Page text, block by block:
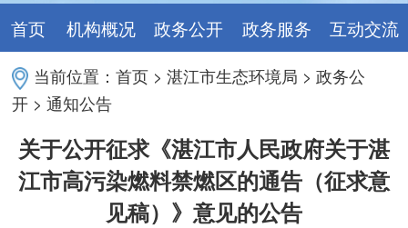
首页 机构概况 政务公开 政务服务 互动交流
当前位置：首页 >湛江市生态环境局 >政务公
开 >通知公告
关于公开征求《湛江市人民政府关于湛
江市高污染燃料禁燃区的通告（征求意
见稿）》意见的公告